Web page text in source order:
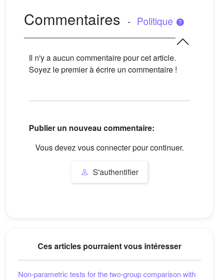
Commentaires - Politique
Il n'y a aucun commentaire pour cet article.
Soyez le premier à écrire un commentaire !
Publier un nouveau commentaire:
Vous devez vous connecter pour continuer.
S'authentifier
Ces articles pourraient vous intéresser
Non-parametric tests for the two-group comparison with